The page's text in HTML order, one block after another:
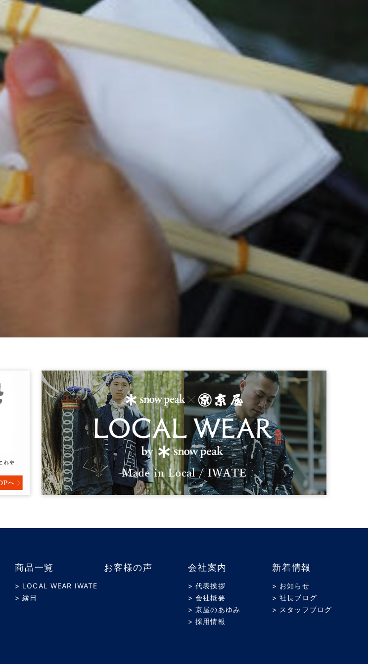
商品一覧
> LOCAL WEAR IWATE
> 縁日
お客様の声 会社案内
> 代表挨拶
> 会社概要
> 京屋のあゆみ
> 採用情報
新着情報
> お知らせ
> 社長ブログ
> スタッフブログ